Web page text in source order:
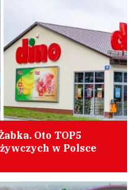
Oto TOP5
w Polsce